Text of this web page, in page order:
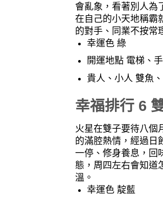
會亂象，看著別人為
在自己的小天地稱霸
的對手、同業不按常
幸運色 綠
開運地點 電梯、
貴人、小人 雙魚
幸福排行 6
火星在雙子要待八個
的滿腔熱情，經過日
一停、修身養息，回
態，周四左右會知道
溫。
幸運色 靛藍